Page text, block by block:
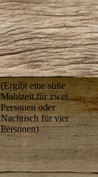
(Ergibt eine süße
Mahlzeit für zwei
Personen oder
Nachtisch für vier
Personen)